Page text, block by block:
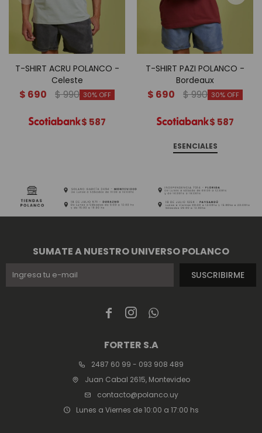
T-SHIRT ACRU POLANCO -
Celeste
$ 690 $990 30
$ 587
T-SHIRT PAZI POLANCO -
Bordeaux
$ 690 $990 30
$ 587
ESENCIALES
  
FORTER S.A
2487 60 99 - 093 908 489
Juan Cabal 2615, Montevideo
contacto@polanco.uy
Lunes a Viernes de 10:00 a 17:00 hs
SUMATE A NUESTRO UNIVERSO POLANCO
SUSCRIBIRME